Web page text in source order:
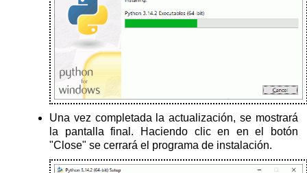
Una vez completada la actualización, se mostrará
la pantalla final. Haciendo clic en en el botón
"Close" se cerrará el programa de instalación.